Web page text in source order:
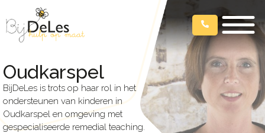
Oudkarspel
BijDeLes is trots op haar rol in het
ondersteunen van kinderen in
Oudkarspel en omgeving met
gespecialiseerde remedial teaching.